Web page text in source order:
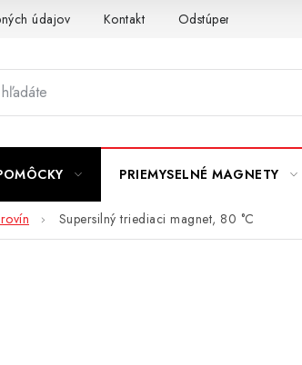
údajov Kontakt Odstúpenie od zmluvy
PRIEMYSELNÉ MAGNETY
Supersilný triediaci magnet, 80 °C